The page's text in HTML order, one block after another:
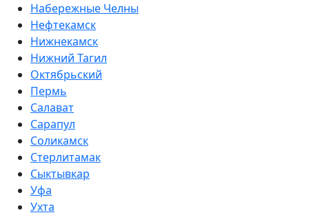
Набережные Челны
Нефтекамск
Нижнекамск
Нижний Тагил
Октябрьский
Пермь
Салават
Сарапул
Соликамск
Стерлитамак
Сыктывкар
Уфа
Ухта